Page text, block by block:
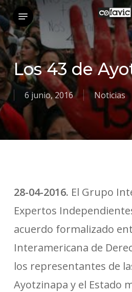
Skip
to
main
content
Menu
Los 43 de
6 junio, 2016 Noticias
28-04-2016. El Grupo
Expertos
acuerdo formalizado
Interamericana de
los representantes de
Ayotzinapa y el Estado